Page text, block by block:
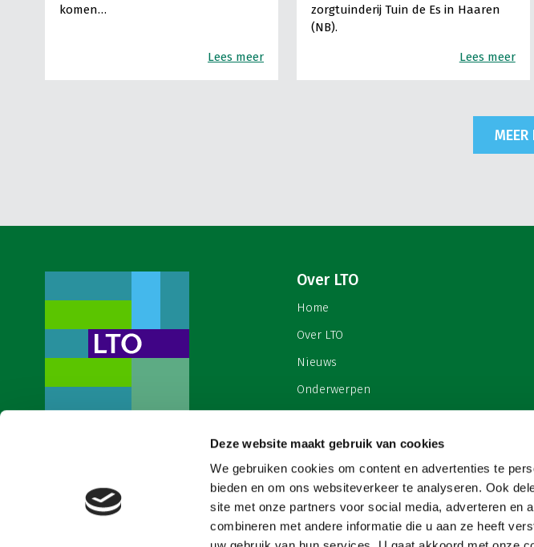
Deze website maakt gebruik van cookies
We gebruiken cookies om content en advertenties te
bieden en om ons websiteverkeer te analyseren. Ook
site met onze partners voor social media, adverteren en
combineren met andere informatie die u aan ze heeft
komen…
Lees meer
zorgtuinderij Tuin de Es in Haaren
(NB).
Lees meer
MEER
werkgeversorganisatie met meerwaarde,
voor een sector met meerwaarde. Dat is
Land- en Tuinbouw Organisatie
Nederland (LTO).
Over LTO
Home
Over LTO
Nieuws
Onderwerpen
Contact
Cookies & privacy